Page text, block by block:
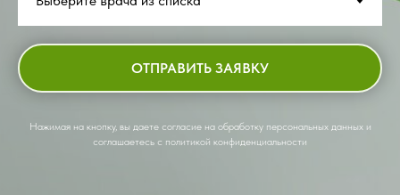
ОТПРАВИТЬ ЗАЯВКУ
Нажимая на кнопку, вы даете согласие на обработку персональных данных и
соглашаетесь c политикой конфиденциальности